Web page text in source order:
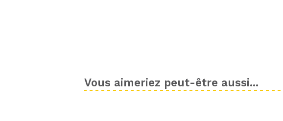
Vous aimeriez peut-être aussi...